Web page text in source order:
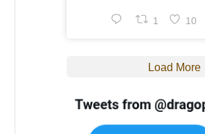
1 10
Load More